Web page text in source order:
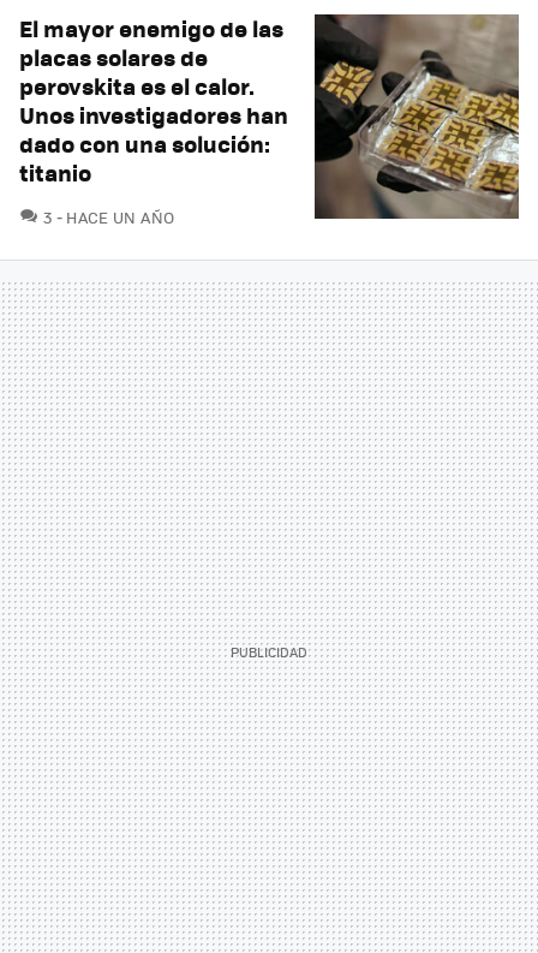
El mayor enemigo de las
placas solares de
perovskita es el calor.
Unos investigadores han
dado con una solución:
titanio
3 COMENTARIOS
HACE UN AÑO